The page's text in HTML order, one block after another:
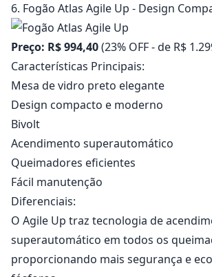
6. Fogão Atlas Agile Up - Design
Preço: R$ 994,40(23% OFF - de R$
Características Principais:
Mesa de vidro preto elegante
Design compacto e moderno
Bivolt
Acendimento superautomático
Queimadores eficientes
Fácil manutenção
Diferenciais:
O Agile Up traz tecnologia de
superautomático em todos os
proporcionando mais segurança e